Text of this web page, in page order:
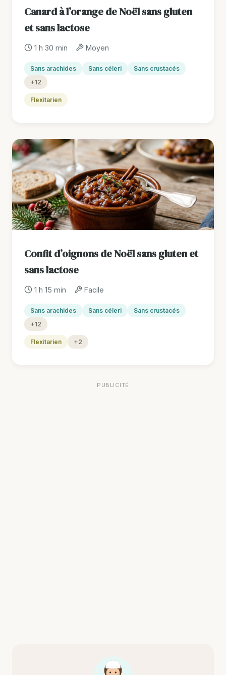
Canard à l’orange de Noël sans gluten
et sans lactose
1 h 30 min Moyen
Sans arachides Sans céleri
Sans crustacés
+12
Flexitarien
Confit d’oignons de Noël sans gluten et
sans lactose
1 h 15 min Facile
Sans arachides Sans céleri
Sans crustacés
+12
Flexitarien +2
PUBLICITÉ